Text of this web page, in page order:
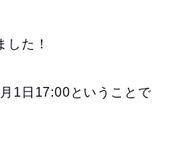
した！
1日17:00ということで